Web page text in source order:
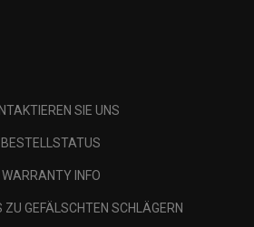
SIE UNS
BESTELLSTATUS
WARRANTY INFO
ZU GEFÄLSCHTEN SCHLÄGERN